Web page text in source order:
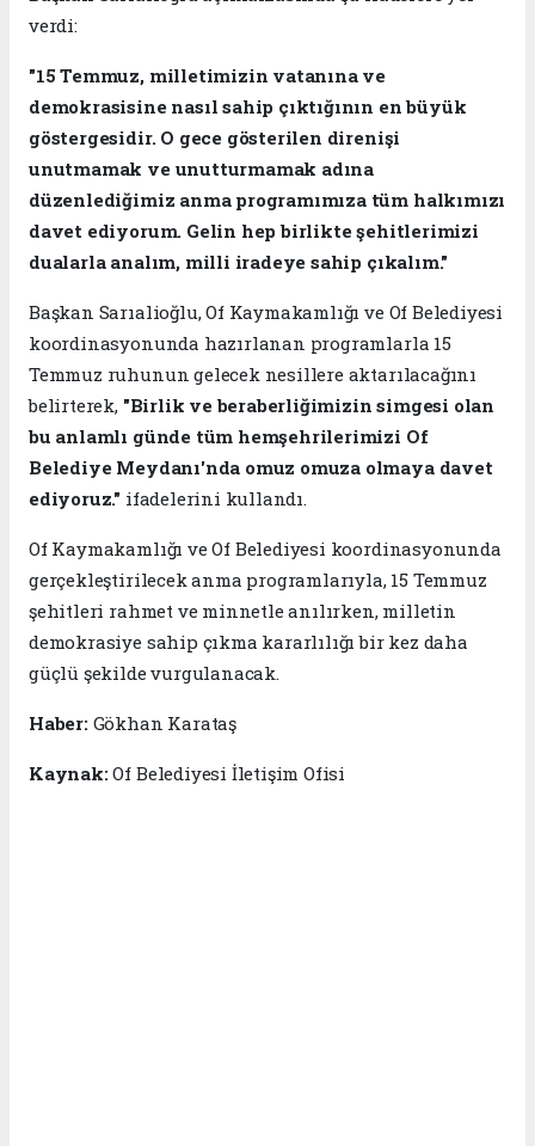
verdi:
"15 Temmuz, milletimizin vatanına ve
demokrasisine nasıl sahip çıktığının en büyük
göstergesidir. O gece gösterilen direnişi
unutmamak ve unutturmamak adına
düzenlediğimiz anma programımıza tüm halkımızı
davet ediyorum. Gelin hep birlikte şehitlerimizi
dualarla analım, milli iradeye sahip çıkalım."
Başkan Sarıalioğlu, Of Kaymakamlığı ve Of Belediyesi
koordinasyonunda hazırlanan programlarla 15
Temmuz ruhunun gelecek nesillere aktarılacağını
belirterek, "Birlik ve beraberliğimizin simgesi olan
bu anlamlı günde tüm hemşehrilerimizi Of
Belediye Meydanı'nda omuz omuza olmaya davet
ediyoruz." ifadelerini kullandı.
Of Kaymakamlığı ve Of Belediyesi koordinasyonunda
gerçekleştirilecek anma programlarıyla, 15 Temmuz
şehitleri rahmet ve minnetle anılırken, milletin
demokrasiye sahip çıkma kararlılığı bir kez daha
güçlü şekilde vurgulanacak.
Haber: Gökhan Karataş
Kaynak:Of Belediyesi İletişim Ofisi